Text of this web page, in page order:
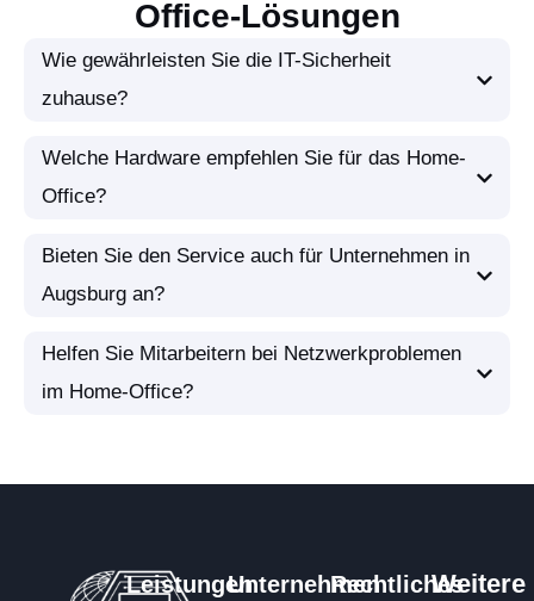
Office-Lösungen
Wie gewährleisten Sie die IT-Sicherheit
zuhause?
Welche Hardware empfehlen Sie für das Home-
Office?
Bieten Sie den Service auch für Unternehmen in
Augsburg an?
Helfen Sie Mitarbeitern bei Netzwerkproblemen
im Home-Office?
LeistungenUnternehmenRechtlichesWeitere